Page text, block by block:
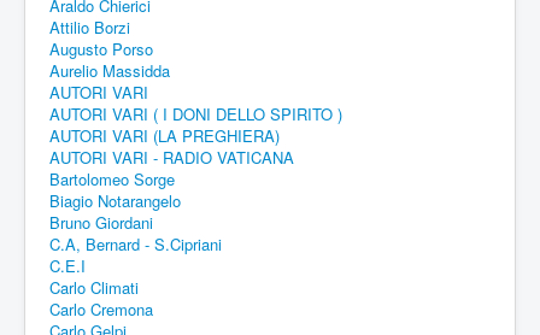
Araldo Chierici
Attilio Borzi
Augusto Porso
Aurelio Massidda
AUTORI VARI
AUTORI VARI ( I DONI DELLO SPIRITO )
AUTORI VARI (LA PREGHIERA)
AUTORI VARI - RADIO VATICANA
Bartolomeo Sorge
Biagio Notarangelo
Bruno Giordani
C.A, Bernard - S.Cipriani
C.E.I
Carlo Climati
Carlo Cremona